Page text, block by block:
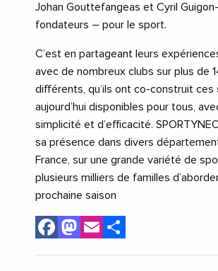
Johan Gouttefangeas et Cyril
fondateurs – pour le sport.
C’est en partageant leurs
avec de nombreux clubs sur plus de
différents, qu’ils ont co-construit ces
aujourd’hui disponibles pour tous,
simplicité et d’efficacité.
sa présence dans divers
France, sur une grande variété de
plusieurs milliers de familles
prochaine saison
Facebook
Mastodon
Email